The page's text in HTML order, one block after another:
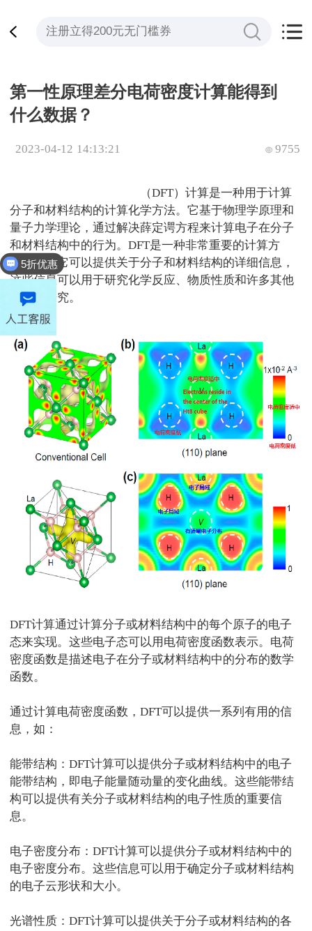
第一性原理差分电荷密度计算能得到
什么数据？
2023-04-12 14:13:21 9755
（DFT）计算是一种用于计算
分子和材料结构的计算化学方法。它基于物理学原理和
量子力学理论，通过解决薛定谔方程来计算电子在分子
和材料结构中的行为。DFT是一种非常重要的计算方
法，因为它可以提供关于分子和材料结构的详细信息，
这些信息可以用于研究化学反应、物质性质和许多其他
方面的研究。
DFT计算通过计算分子或材料结构中的每个原子的电子
态来实现。这些电子态可以用电荷密度函数表示。电荷
密度函数是描述电子在分子或材料结构中的分布的数学
函数。
通过计算电荷密度函数，DFT可以提供一系列有用的信
息，如：
能带结构：DFT计算可以提供分子或材料结构中的电子
能带结构，即电子能量随动量的变化曲线。这些能带结
构可以提供有关分子或材料结构的电子性质的重要信
息。
电子密度分布：DFT计算可以提供分子或材料结构中的
电子密度分布。这些信息可以用于确定分子或材料结构
的电子云形状和大小。
光谱性质：DFT计算可以提供关于分子或材料结构的各
5折优惠